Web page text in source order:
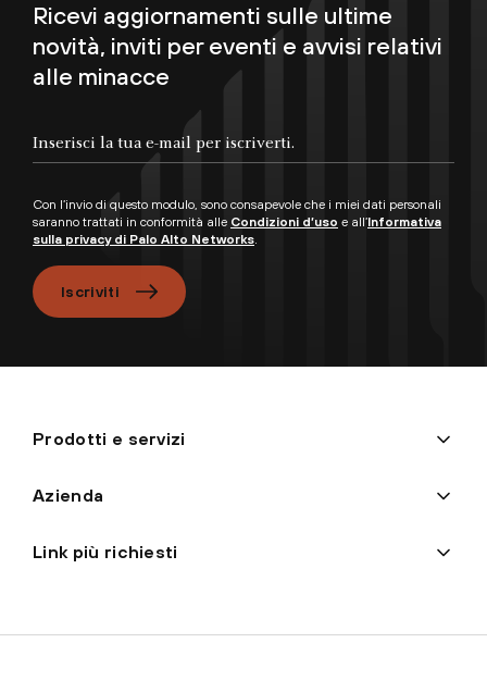
Ricevi aggiornamenti sulle ultime
novità, inviti per eventi e avvisi relativi
alle minacce
Con l’invio di questo modulo, sono consapevole che i miei dati personali
saranno trattati in conformità alle Condizioni d’uso e all’Informativa
sulla privacy di Palo Alto Networks.
Iscriviti
Prodotti e servizi
Azienda
Link più richiesti